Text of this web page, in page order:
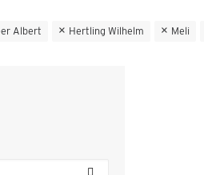
Albert Hertling Wilhelm Meli